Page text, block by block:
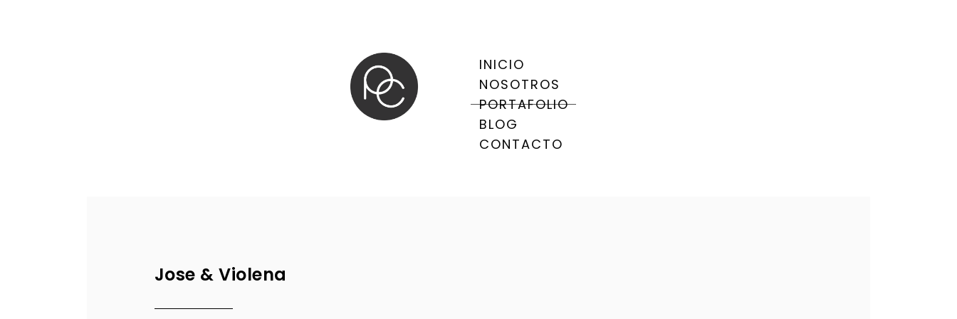
INICIO
NOSOTROS
PORTAFOLIO
BLOG
CONTACTO
Jose & Violena